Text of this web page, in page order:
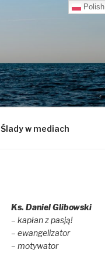
Ślady w mediach
Ks. Daniel Glibowski
– kapłan z pasją!
– ewangelizator
– motywator
Polish